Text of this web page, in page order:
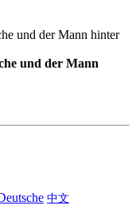
und der Mann
中文